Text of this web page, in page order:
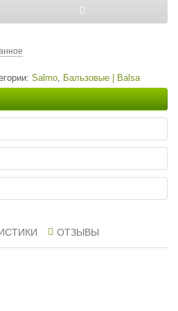
Salmo, Бальзовые | Balsa
ОТЗЫВЫ